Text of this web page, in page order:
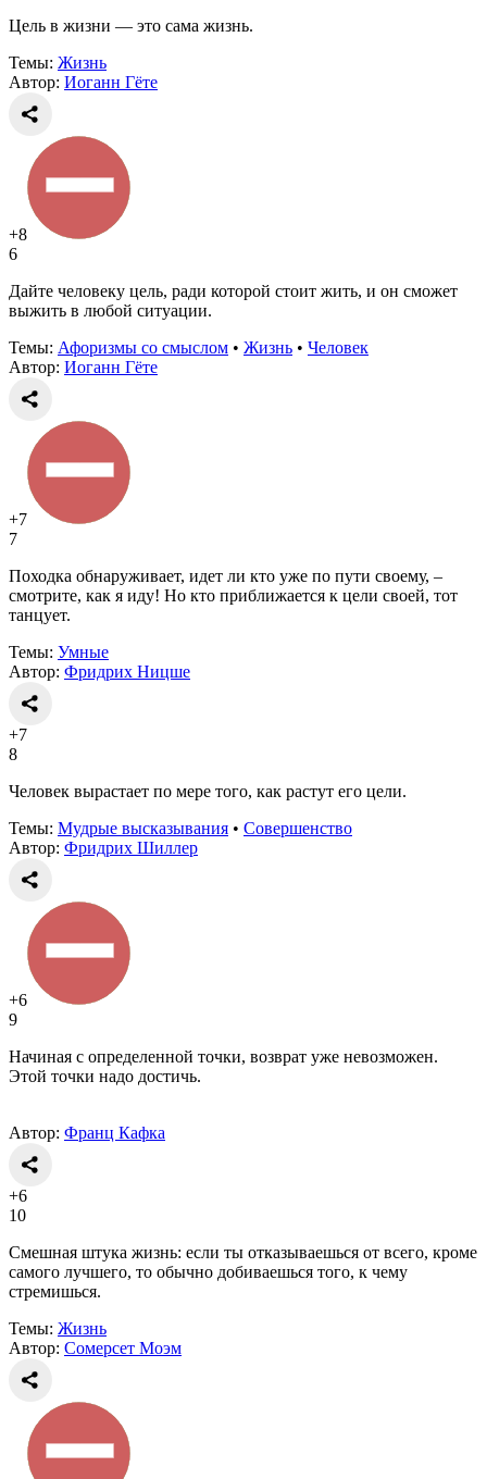
Цель в жизни — это сама жизнь.
Темы: Жизнь
Автор: Иоганн Гёте
+8
6
Дайте человеку цель, ради которой стоит жить, и он сможет
выжить в любой ситуации.
Темы: Афоризмы со смыслом • Жизнь • Человек
Автор: Иоганн Гёте
+7
7
Походка обнаруживает, идет ли кто уже по пути своему, –
смотрите, как я иду! Но кто приближается к цели своей, тот
танцует.
Темы: Умные
Автор: Фридрих Ницше
+7
8
Человек вырастает по мере того, как растут его цели.
Темы: Мудрые высказывания • Совершенство
Автор: Фридрих Шиллер
+6
9
Начиная с определенной точки, возврат уже невозможен.
Этой точки надо достичь.
Автор: Франц Кафка
+6
10
Смешная штука жизнь: если ты отказываешься от всего, кроме
самого лучшего, то обычно добиваешься того, к чему
стремишься.
Темы: Жизнь
Автор: Сомерсет Моэм